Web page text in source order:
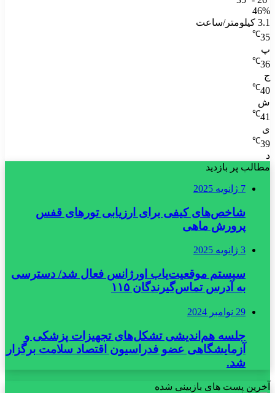
46%
3.1 کیلومتر/ساعت
35
℃
پ
36
℃
ج
40
℃
ش
41
℃
ی
39
℃
د
مطالب پر بازدید
7 ژانویه 2025
شاخص‌های کیفی برای ارزیابی تورهای قفس
پرورش ماهی
3 ژانویه 2025
سیستم موقعیت‌یاب اورژانس فعال شد/ دسترسی
به آدرس تماس‌گیرندگان ۱۱۵
29 نوامبر 2024
جلسه هم‌اندیشی تشکل‌های تجهیزات پزشکی و
آزمایشگاهی عضو فدراسیون اقتصاد سلامت برگزار
شد.
آخرین پست های بازبینی شده